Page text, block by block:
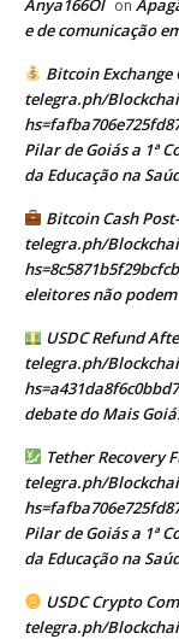
on
e de comunicação
Bitcoin
telegra.ph/
Pilar de Goiás a 1ª
da Educação na
Bitcoin Cash
telegra.ph/
eleitores não
USDC Refund
telegra.ph/
debate do Mais
Tether Recovery
telegra.ph/
Pilar de Goiás a 1ª
da Educação na
USDC Crypto
telegra.ph/